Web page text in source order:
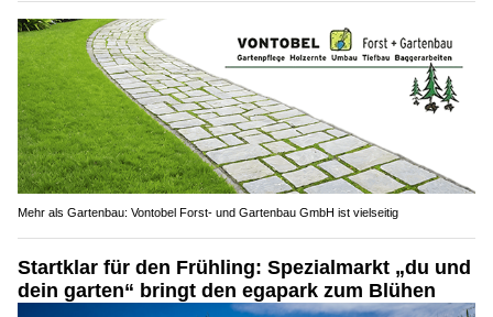
Mehr als Gartenbau: Vontobel Forst- und Gartenbau GmbH ist vielseitig
Startklar für den Frühling: Spezialmarkt „du und
dein garten“ bringt den egapark zum Blühen